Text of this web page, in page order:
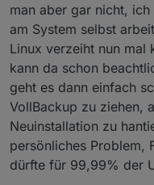
man aber gar nicht,
am System selbst
Linux verzeiht nun mal
kann da schon
geht es dann einfach
VollBackup zu ziehen,
Neuinstallation zu
persönliches Problem,
dürfte für 99,99% der